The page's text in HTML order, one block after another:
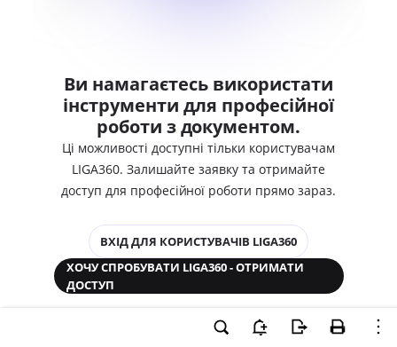
Ви намагаєтесь використати
інструменти для професійної
роботи з документом.
Ці можливості доступні тільки користувачам
LIGA360. Залишайте заявку та отримайте
доступ для професійної роботи прямо зараз.
ВХІД ДЛЯ КОРИСТУВАЧІВ LIGA360
ХОЧУ СПРОБУВАТИ LIGA360 - ОТРИМАТИ
ДОСТУП
Законодавство та аналітика
Корпоративні документи